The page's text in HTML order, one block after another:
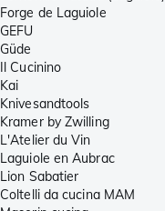
Forge de Laguiole
GEFU
Güde
Il Cucinino
Kai
Knivesandtools
Kramer by Zwilling
L'Atelier du Vin
Laguiole en Aubrac
Lion Sabatier
Coltelli da cucina MAM